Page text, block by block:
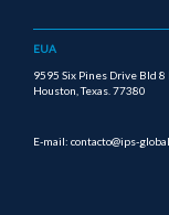
EUA
9595 Six Pines Drive Bld 8
Houston, Texas. 77380
E-mail: contacto@ips-